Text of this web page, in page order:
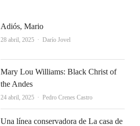
Adiós, Mario
28 abril, 2025 Autor
Darío Jovel
Mary Lou Williams: Black Christ of
the Andes
24 abril, 2025 Autor
Pedro Crenes Castro
Una línea conservadora de La casa de